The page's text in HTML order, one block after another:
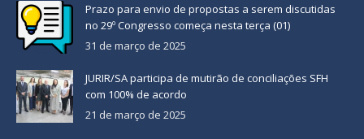
Prazo para envio de propostas a serem discutidas
no 29º Congresso começa nesta terça (01)
31 de março de 2025
JURIR/SA participa de mutirão de conciliações SFH
com 100% de acordo
21 de março de 2025